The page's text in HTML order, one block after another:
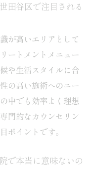
改善を成功させる
ーを活用した選び
る効果と特徴
なトリートメン
田谷区で注目される
が高いエリアとして
ートメントメニュー
や生活スタイルに合
の高い施術へのニー
中でも効率よく理想
門的なカウンセリン
ポイントです。
で本当に意味ないの